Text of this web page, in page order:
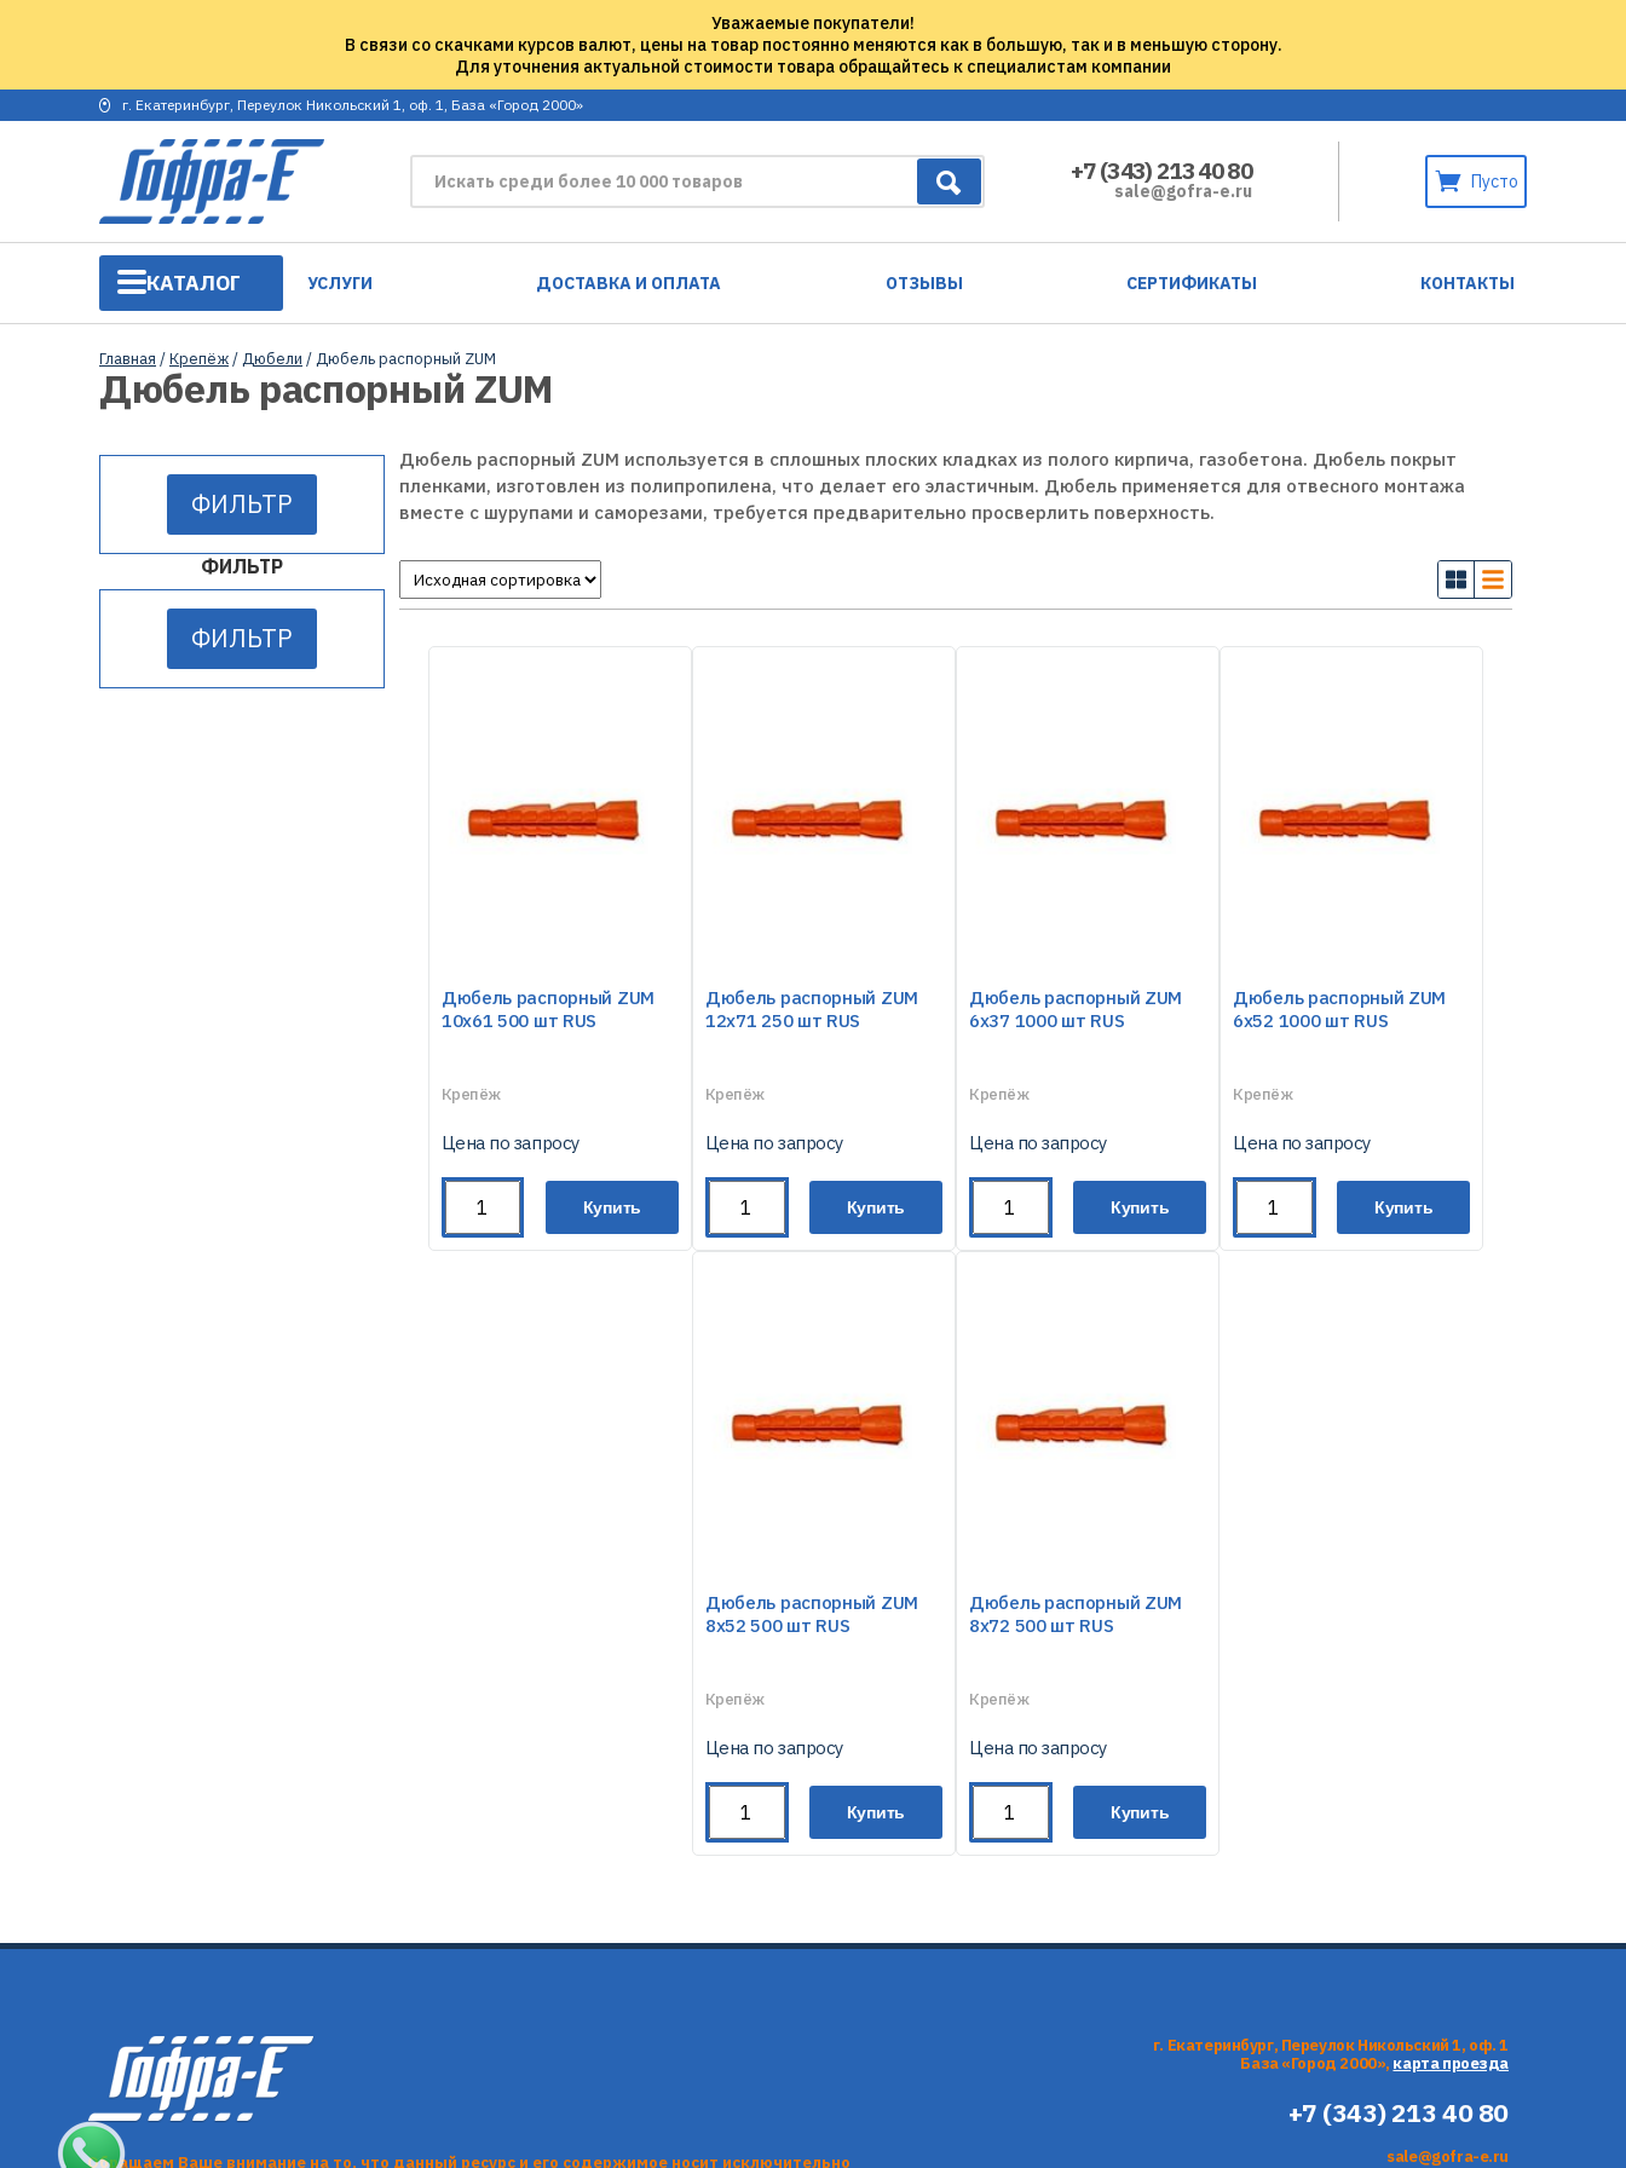
Уважаемые покупатели!
В связи со скачками курсов валют, цены на товар постоянно меняются как в большую, так и в меньшую сторону.
Для уточнения актуальной стоимости товара обращайтесь к специалистам компании
г. Екатеринбург, Переулок Никольский 1, оф. 1, База «Город 2000»
+7 (343) 213 40 80
sale@gofra-e.ru Пусто
КАТАЛОГ УСЛУГИ ДОСТАВКА И ОПЛАТА ОТЗЫВЫ СЕРТИФИКАТЫ КОНТАКТЫ
Главная /Крепёж/Дюбели / Дюбель распорный ZUM
Дюбель распорный ZUM
ФИЛЬТР
ФИЛЬТР
ФИЛЬТР
Дюбель распорный ZUM используется в сплошных плоских кладках из полого кирпича, газобетона. Дюбель покрыт
пленками, изготовлен из полипропилена, что делает его эластичным. Дюбель применяется для отвесного монтажа
вместе с шурупами и саморезами, требуется предварительно просверлить поверхность.
Дюбель распорный ZUM
10х61 500 шт RUS
Крепёж
Цена по запросу
Купить
Дюбель распорный ZUM
12х71 250 шт RUS
Крепёж
Цена по запросу
Купить
Дюбель распорный ZUM
6х37 1000 шт RUS
Крепёж
Цена по запросу
Купить
Дюбель распорный ZUM
6х52 1000 шт RUS
Крепёж
Цена по запросу
Купить
Дюбель распорный ZUM
8х52 500 шт RUS
Крепёж
Цена по запросу
Купить
Дюбель распорный ZUM
8х72 500 шт RUS
Крепёж
Цена по запросу
Купить
г. Екатеринбург, Переулок Никольский 1, оф. 1
База «Город 2000», карта проезда
+7 (343) 213 40 80
sale@gofra-e.ru
Обращаем Ваше внимание на то, что данный ресурс и его содержимое носит исключительно